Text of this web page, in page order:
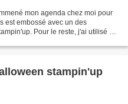
mon agenda chez moi pour
est embossé avec un des
Pour le reste, j'ai utilisé un
stampin'up